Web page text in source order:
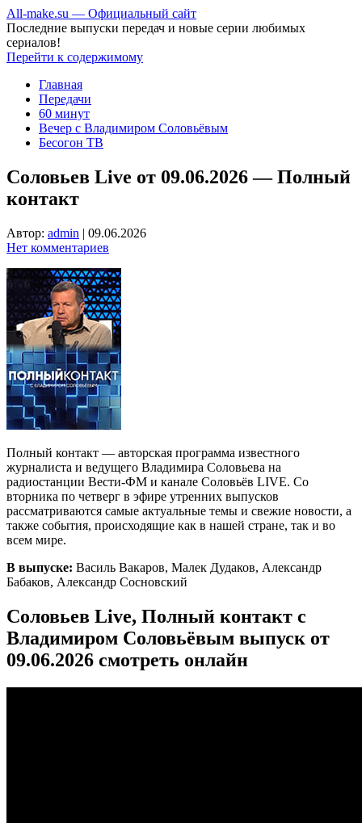
All-make.su — Официальный сайт
Последние выпуски передач и новые серии любимых
сериалов!
Перейти к содержимому
Главная
Передачи
60 минут
Вечер с Владимиром Соловьёвым
Бесогон ТВ
Соловьев Live от 09.06.2026 — Полный
контакт
Автор: admin | 09.06.2026
Нет комментариев
Полный контакт — авторская программа известного
журналиста и ведущего Владимира Соловьева на
радиостанции Вести-ФМ и канале Соловьёв LIVE. Со
вторника по четверг в эфире утренних выпусков
рассматриваются самые актуальные темы и свежие новости, а
также события, происходящие как в нашей стране, так и во
всем мире.
В выпуске: Василь Вакаров, Малек Дудаков, Александр
Бабаков, Александр Сосновский
Соловьев Live, Полный контакт с
Владимиром Соловьёвым выпуск от
09.06.2026 смотреть онлайн